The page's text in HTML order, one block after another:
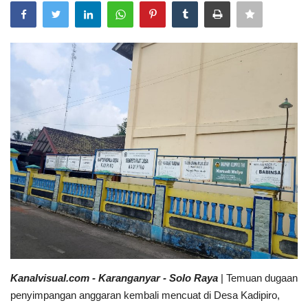
Yogyakarta
Banten
Solo Raya
Sumsel
Kalbar
Sumut
News
Jawa Barat
Riau
Kanalvisual.com - Karanganyar - Solo Raya | Temuan dugaan
penyimpangan anggaran kembali mencuat di Desa Kadipiro,